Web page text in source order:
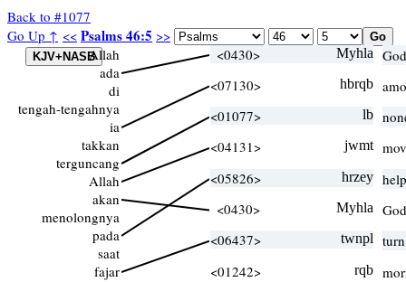
Back to #1077
Go Up ↑ << Psalms 46:5 >>
Allah
ada
di
tengah-tengahnya
ia
takkan
terguncang
Allah
akan
menolongnya
pada
saat
fajar
<0430> Myhla
<07130>
hbrqb
<01077>
lb
<04131>
jwmt
<05826>
hrzey
<0430>
Myhla
<06437>
twnpl
<01242>
rqb